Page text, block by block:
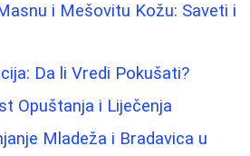
i Mešovitu Kožu: Saveti i
Da li Vredi Pokušati?
Opuštanja i Liječenja
Mladeža i Bradavica u